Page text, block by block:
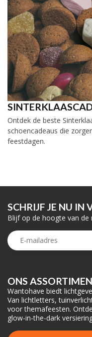
Ontdek de beste
schoencadeaus die
feestdagen.
ONS
Wantohave biedt
Van lichtletters,
voor themafeesten.
glow-in-the-dark
SCHRIJF JE NU IN
Blijf op de hoogte van de